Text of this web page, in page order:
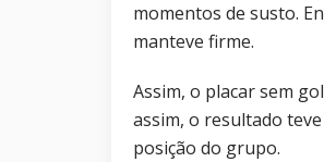
momentos de susto.
manteve firme.
Assim, o placar sem
assim, o resultado
posição do grupo.